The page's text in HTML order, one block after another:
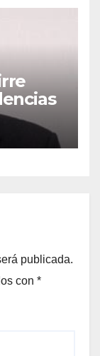
publicada.
con *